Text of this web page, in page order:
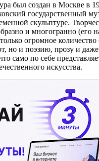
был создан в Москве в
государственный
скульптуре.
и многогранно (его
огромное
но и поэзию, прозу и даже
само по себе
искусства.